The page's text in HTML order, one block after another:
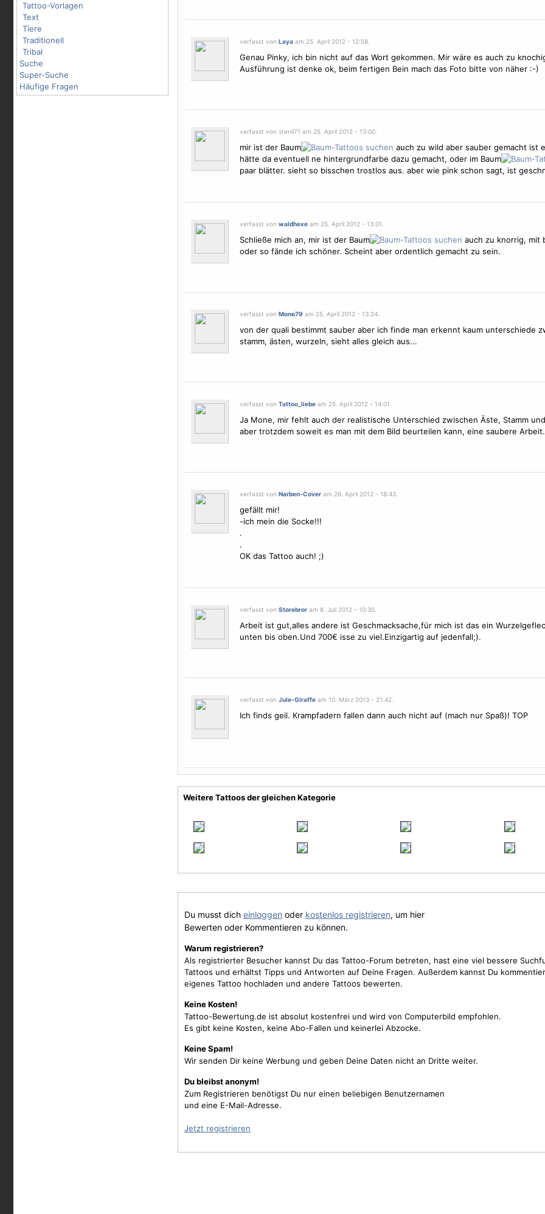
Tattoo-Vorlagen
Text
Tiere
Traditionell
Tribal
Suche
Super-Suche
Häufige Fragen
verfasst von Layaam 25. April 2012 - 12:58.
Genau Pinky, ich bin nicht auf das Wort gekommen. Mir wäre es auch zu
Ausführung ist denke ok, beim fertigen Bein mach das Foto bitte von näher :-)
verfasst von stenli71 am 25. April 2012 - 13:00.
mir ist der Baum
auch zu wild aber sauber gemacht ist
hätte da eventuell ne hintergrundfarbe dazu gemacht, oder im Baum
paar blätter. sieht so bisschen trostlos aus. aber wie pink schon sagt, ist
verfasst von waldhexeam 25. April 2012 - 13:01.
Schließe mich an, mir ist der Baum
auch zu knorrig, mit
oder so fände ich schöner. Scheint aber ordentlich gemacht zu sein.
verfasst von Mone79 am 25. April 2012 - 13:24.
von der quali bestimmt sauber aber ich finde man erkennt kaum unterschiede
stamm, ästen, wurzeln, sieht alles gleich aus...
verfasst von Tattoo_liebeam 25. April 2012 - 14:01.
Ja Mone, mir fehlt auch der realistische Unterschied zwischen Äste, Stamm
aber trotzdem soweit es man mit dem Bild beurteilen kann, eine saubere Arbeit.
verfasst von Narben-Coveram 26. April 2012 - 18:43.
gefällt mir!
-ich mein die Socke!!!
.
.
OK das Tattoo auch! ;)
verfasst von Storebroram 8. Juli 2012 - 10:30.
Arbeit ist gut,alles andere ist Geschmacksache,für mich ist das ein
unten bis oben.Und 700€ isse zu viel.Einzigartig auf jedenfall;).
verfasst von Jule-Giraffeam 10. März 2013 - 21:42.
Ich finds geil. Krampfadern fallen dann auch nicht auf (mach nur Spaß)! TOP
Weitere Tattoos der gleichen Kategorie
Du musst dich einloggen oder kostenlos registrieren, um hier
Bewerten oder Kommentieren zu können.
Warum registrieren?
Als registrierter Besucher kannst Du das Tattoo-Forum betreten, hast eine viel bessere
Tattoos und erhältst Tipps und Antworten auf Deine Fragen. Außerdem kannst Du
eigenes Tattoo hochladen und andere Tattoos bewerten.
Keine Kosten!
Tattoo-Bewertung.de ist absolut kostenfrei und wird von Computerbild empfohlen.
Es gibt keine Kosten, keine Abo-Fallen und keinerlei Abzocke.
Keine Spam!
Wir senden Dir keine Werbung und geben Deine Daten nicht an Dritte weiter.
Du bleibst anonym!
Zum Registrieren benötigst Du nur einen beliebigen Benutzernamen
und eine E-Mail-Adresse.
Jetzt registrieren